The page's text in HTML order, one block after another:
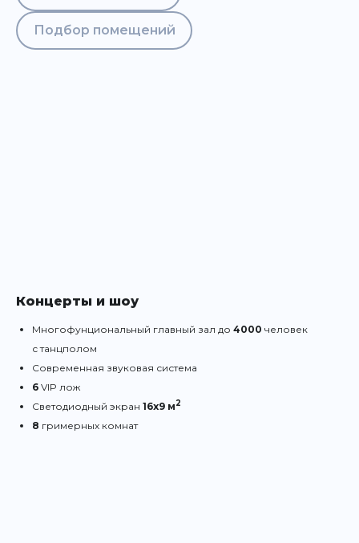
Подбор помещений
Концерты и шоу
Многофунциональный главный зал до 4000 человек
с танцполом
Современная звуковая система
6 VIP лож
Светодиодный экран 16х9 м2
8 гримерных комнат